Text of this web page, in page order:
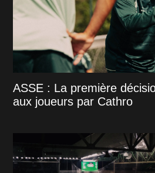
ASSE : La première
aux joueurs par Cathro